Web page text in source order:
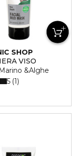
SHOP
VISO
&Alghe
5 1